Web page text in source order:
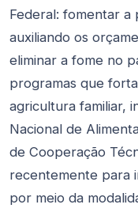
Federal: fomentar a
auxiliando os
eliminar a fome no
programas que
agricultura familiar,
Nacional de
de Cooperação
recentemente para
por meio da